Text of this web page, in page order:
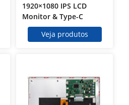
1920×1080 IPS LCD
Monitor & Type-C
Veja produtos